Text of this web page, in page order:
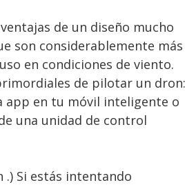
de un diseño mucho
son considerablemente más
en condiciones de viento.
de pilotar un dron:
app en tu móvil inteligente o
una unidad de control
.) Si estás intentando